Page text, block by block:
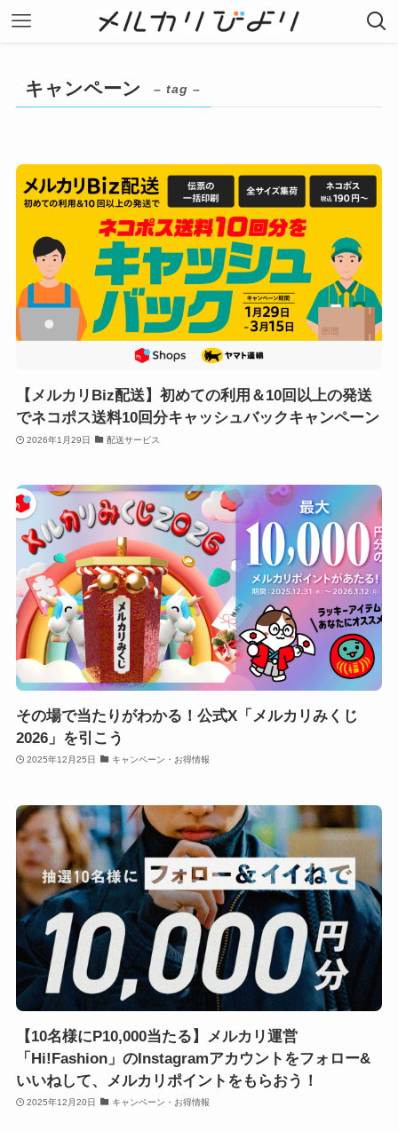
キャンペーン – tag –
【メルカリBiz配送】初めての利用＆10回以上の発送
でネコポス送料10回分キャッシュバックキャンペーン
2026年1月29日 配送サービス
その場で当たりがわかる！公式X「メルカリみくじ
2026」を引こう
2025年12月25日 キャンペーン・お得情報
【10名様にP10,000当たる】メルカリ運営
「Hi!Fashion」のInstagramアカウントをフォロー&
いいねして、メルカリポイントをもらおう！
2025年12月20日 キャンペーン・お得情報